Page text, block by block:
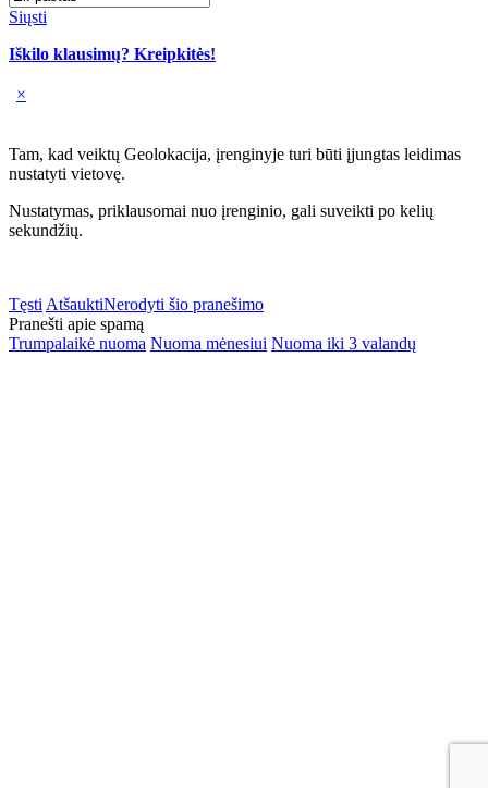
Siųsti
Iškilo klausimų? Kreipkitės!
×
Tam, kad veiktų Geolokacija, įrenginyje turi būti įjungtas leidimas
nustatyti vietovę.
Nustatymas, priklausomai nuo įrenginio, gali suveikti po kelių
sekundžių.
Tęsti AtšauktiNerodyti šio pranešimo
Pranešti apie spamą
Trumpalaikė nuoma Nuoma mėnesiui Nuoma iki 3 valandų